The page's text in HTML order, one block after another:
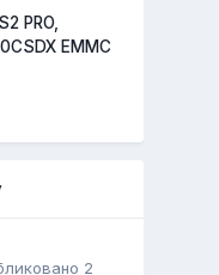
PRO,
EMMC
2